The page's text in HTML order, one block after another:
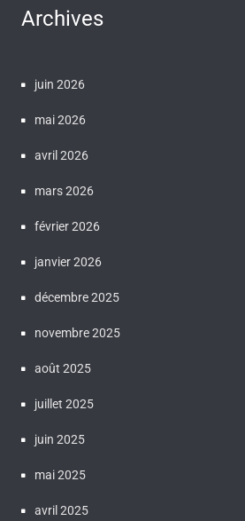
Archives
juin 2026
mai 2026
avril 2026
mars 2026
février 2026
janvier 2026
décembre 2025
novembre 2025
août 2025
juillet 2025
juin 2025
mai 2025
avril 2025